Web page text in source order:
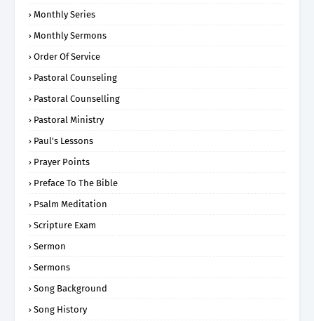
Monthly Series
Monthly Sermons
Order Of Service
Pastoral Counseling
Pastoral Counselling
Pastoral Ministry
Paul's Lessons
Prayer Points
Preface To The Bible
Psalm Meditation
Scripture Exam
Sermon
Sermons
Song Background
Song History